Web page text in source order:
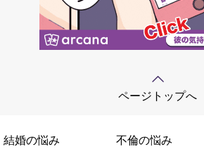
ページトップへ
結婚の悩み 不倫の悩み